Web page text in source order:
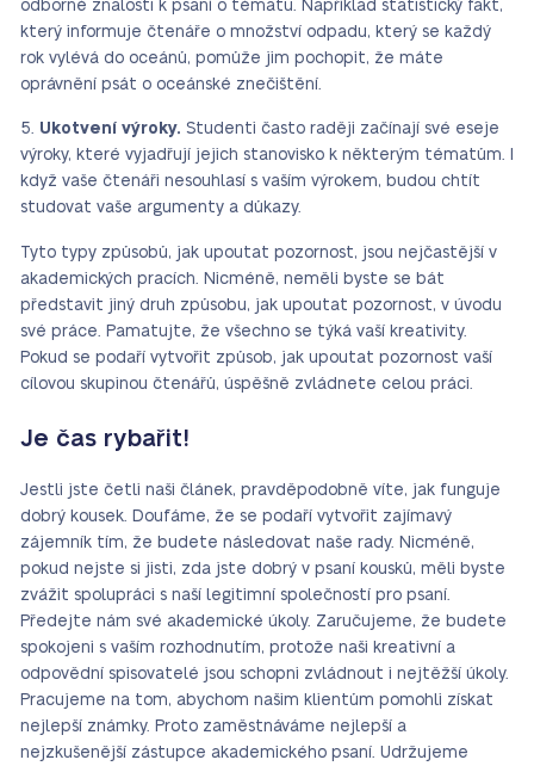
odborné znalosti k psaní o tématu. Například statistický fakt,
který informuje čtenáře o množství odpadu, který se každý
rok vylévá do oceánů, pomůže jim pochopit, že máte
oprávnění psát o oceánské znečištění.
Ukotvení výroky. Studenti často raději začínají své eseje
výroky, které vyjadřují jejich stanovisko k některým tématům. I
když vaše čtenáři nesouhlasí s vaším výrokem, budou chtít
studovat vaše argumenty a důkazy.
Tyto typy způsobů, jak upoutat pozornost, jsou nejčastější v
akademických pracích. Nicméně, neměli byste se bát
představit jiný druh způsobu, jak upoutat pozornost, v úvodu
své práce. Pamatujte, že všechno se týká vaší kreativity.
Pokud se podaří vytvořit způsob, jak upoutat pozornost vaší
cílovou skupinou čtenářů, úspěšně zvládnete celou práci.
Je čas rybařit!
Jestli jste četli naši článek, pravděpodobně víte, jak funguje
dobrý kousek. Doufáme, že se podaří vytvořit zajímavý
zájemník tím, že budete následovat naše rady. Nicméně,
pokud nejste si jisti, zda jste dobrý v psaní kousků, měli byste
zvážit spolupráci s naší legitimní společností pro psaní.
Předejte nám své akademické úkoly. Zaručujeme, že budete
spokojeni s vaším rozhodnutím, protože naši kreativní a
odpovědní spisovatelé jsou schopni zvládnout i nejtěžší úkoly.
Pracujeme na tom, abychom našim klientům pomohli získat
nejlepší známky. Proto zaměstnáváme nejlepší a
nejzkušenější zástupce akademického psaní. Udržujeme